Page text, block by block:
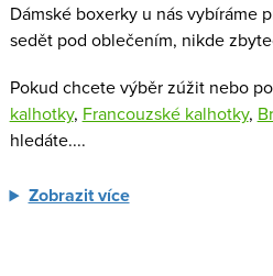
d
c
í
r
Dámské boxerky u nás vybíráme
sedět pod oblečením, nikde
Pokud chcete výběr zúžit nebo
kalhotky, Francouzské kalhotky,
hledáte....
Zobrazit více